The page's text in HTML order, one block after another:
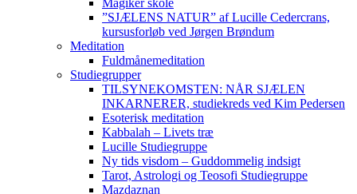
Magiker skole
”SJÆLENS NATUR” af Lucille Cedercrans,
kursusforløb ved Jørgen Brøndum
Meditation
Fuldmånemeditation
Studiegrupper
TILSYNEKOMSTEN: NÅR SJÆLEN
INKARNERER, studiekreds ved Kim Pedersen
Esoterisk meditation
Kabbalah – Livets træ
Lucille Studiegruppe
Ny tids visdom – Guddommelig indsigt
Tarot, Astrologi og Teosofi Studiegruppe
Mazdaznan